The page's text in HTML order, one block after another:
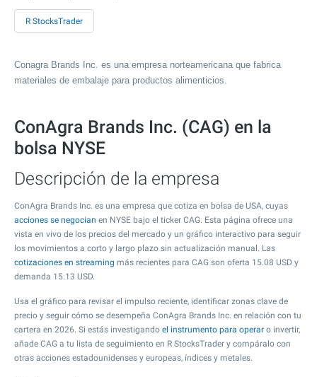
R StocksTrader
Conagra Brands Inc. es una empresa norteamericana que fabrica
materiales de embalaje para productos alimenticios.
ConAgra Brands Inc. (CAG) en la
bolsa NYSE
Descripción de la empresa
ConAgra Brands Inc. es una empresa que cotiza en bolsa de USA, cuyas
acciones se negocian en NYSE bajo el ticker CAG. Esta página ofrece una
vista en vivo de los precios del mercado y un gráfico interactivo para seguir
los movimientos a corto y largo plazo sin actualización manual. Las
cotizaciones en streaming más recientes para CAG son oferta 15.08 USD y
demanda 15.13 USD.
Usa el gráfico para revisar el impulso reciente, identificar zonas clave de
precio y seguir cómo se desempeña ConAgra Brands Inc. en relación con tu
cartera en 2026. Si estás investigando el instrumento para operar o invertir,
añade CAG a tu lista de seguimiento en R StocksTrader y compáralo con
otras acciones estadounidenses y europeas, índices y metales.